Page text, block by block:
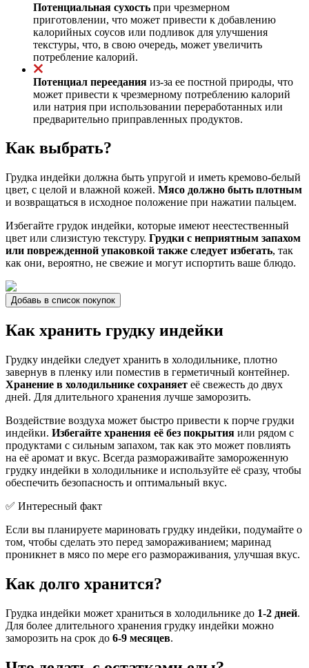
Потенциальная сухость при чрезмерном
приготовлении, что может привести к добавлению
калорийных соусов или подливок для улучшения
текстуры, что, в свою очередь, может увеличить
потребление калорий.
Потенциал переедания из-за ее постной природы, что
может привести к чрезмерному потреблению калорий
или натрия при использовании переработанных или
предварительно приправленных продуктов.
Как выбрать?
Грудка индейки должна быть упругой и иметь кремово-белый
цвет, с целой и влажной кожей. Мясо должно быть плотным
и возвращаться в исходное положение при нажатии пальцем.
Избегайте грудок индейки, которые имеют неестественный
цвет или слизистую текстуру. Грудки с неприятным запахом
или поврежденной упаковкой также следует избегать, так
как они, вероятно, не свежие и могут испортить ваше блюдо.
Добавь в список покупок
Как хранить грудку индейки
Грудку индейки следует хранить в холодильнике, плотно
завернув в пленку или поместив в герметичный контейнер.
Хранение в холодильнике сохраняет её свежесть до двух
дней. Для длительного хранения лучше заморозить.
Воздействие воздуха может быстро привести к порче грудки
индейки. Избегайте хранения её без покрытия или рядом с
продуктами с сильным запахом, так как это может повлиять
на её аромат и вкус. Всегда размораживайте замороженную
грудку индейки в холодильнике и используйте её сразу, чтобы
обеспечить безопасность и оптимальный вкус.
✅ Интересный факт
Если вы планируете мариновать грудку индейки, подумайте о
том, чтобы сделать это перед замораживанием; маринад
проникнет в мясо по мере его размораживания, улучшая вкус.
Как долго хранится?
Грудка индейки может храниться в холодильнике до 1-2 дней.
Для более длительного хранения грудку индейки можно
заморозить на срок до 6-9 месяцев.